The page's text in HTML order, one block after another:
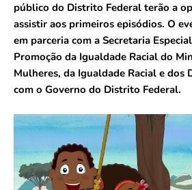
público do Distrito Federal terão a
assistir aos primeiros episódios. O
em parceria com a Secretaria
Promoção da Igualdade Racial do
Mulheres, da Igualdade Racial e dos
com o Governo do Distrito Federal.